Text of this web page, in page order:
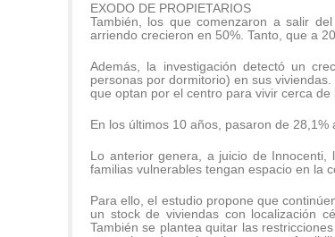
EXODO DE PROPIETARIOS
También, los que comenzaron a salir
arriendo crecieron en 50%. Tanto, que a
Además, la investigación detectó un
personas por dormitorio) en sus
que optan por el centro para vivir cerca de
En los últimos 10 años, pasaron de 28,1%
Lo anterior genera, a juicio de
familias vulnerables tengan espacio en la
Para ello, el estudio propone que
un stock de viviendas con localización
También se plantea quitar las